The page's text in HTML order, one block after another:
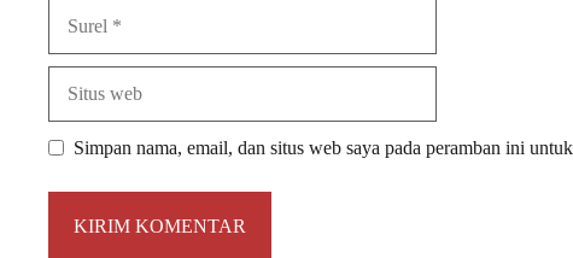
Simpan nama, email, dan situs web saya pada peramban ini